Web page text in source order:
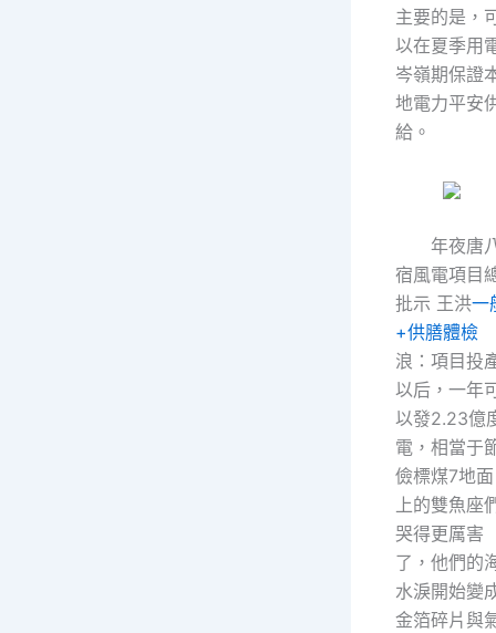
主要的是，
以在夏季用
岑嶺期保證
地電力平安
給。
年夜唐
宿風電項目
批示 王洪一
+供膳體檢
浪：項目投
以后，一年
以發2.23億
電，相當于
儉標煤7地面
上的雙魚座
哭得更厲害
了，他們的
水淚開始變
金箔碎片與